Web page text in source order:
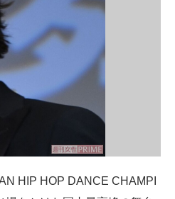
HIP HOP DANCE CHAMPI